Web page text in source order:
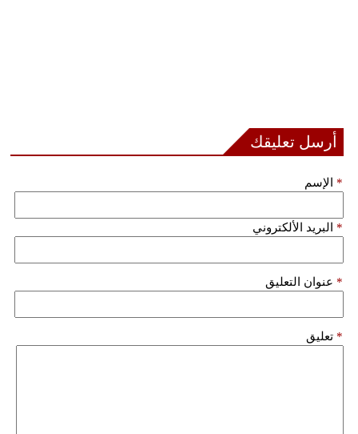
أرسل تعليقك
الإسم *
البريد الألكتروني *
عنوان التعليق *
تعليق *